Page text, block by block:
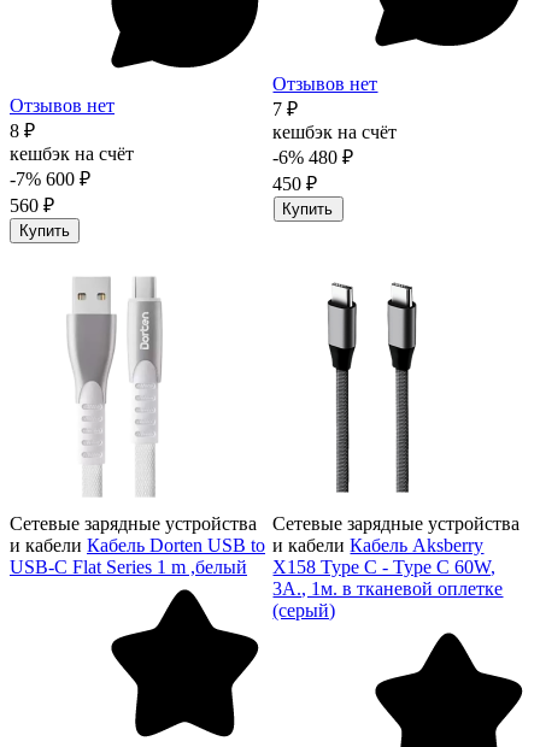
Отзывов нет
8 ₽
кешбэк на счёт
-7% 600 ₽
560 ₽
Купить
Отзывов нет
7 ₽
кешбэк на счёт
-6% 480 ₽
450 ₽
Купить
Сетевые зарядные устройства
и кабели Кабель Dorten USB to
USB-C Flat Series 1 m ,белый
Сетевые зарядные устройства
и кабели Кабель Aksberry
X158 Type C - Type C 60W,
3A., 1м. в тканевой оплетке
(серый)